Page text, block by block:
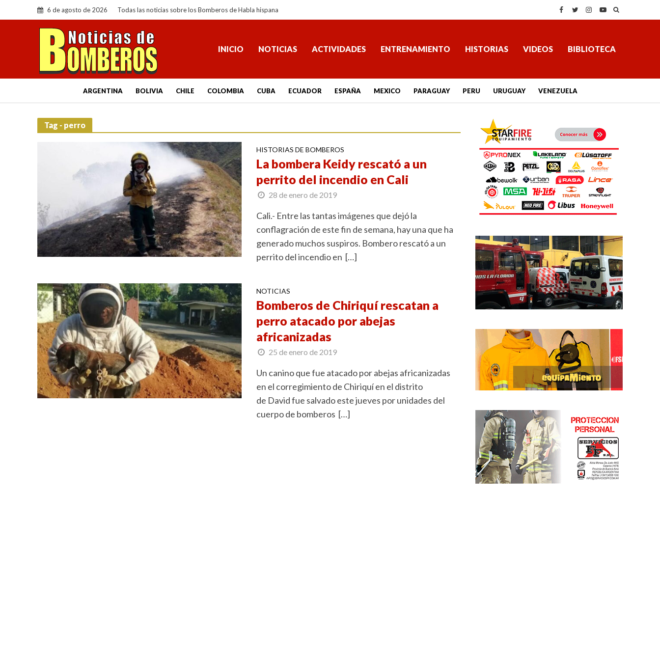
6 de agosto de 2026 Todas las noticias sobre los Bomberos de Habla hispana
INICIO NOTICIAS ACTIVIDADES ENTRENAMIENTO HISTORIAS VIDEOS BIBLIOTECA
ARGENTINA BOLIVIA CHILE COLOMBIA CUBA ECUADOR ESPAÑA MEXICO PARAGUAY PERU URUGUAY VENEZUELA
Tag - perro
HISTORIAS DE BOMBEROS
La bombera Keidy rescató a un
perrito del incendio en Cali
28 de enero de 2019
Cali.- Entre las tantas imágenes que dejó la
conflagración de este fin de semana, hay una que ha
generado muchos suspiros. Bombero rescató a un
perrito del incendio en […]
NOTICIAS
Bomberos de Chiriquí rescatan a
perro atacado por abejas
africanizadas
25 de enero de 2019
Un canino que fue atacado por abejas africanizadas
en el corregimiento de Chiriquí en el distrito
de David fue salvado este jueves por unidades del
cuerpo de bomberos […]